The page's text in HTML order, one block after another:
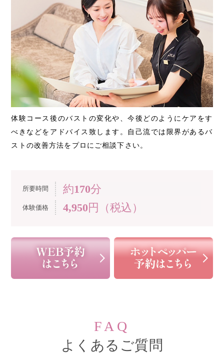
体験コース後のバストの変化や、今後どのようにケアをす
べきなどをアドバイス致します。自己流では限界があるバ
ストの改善方法をプロにご相談下さい。
所要時間 約170分
体験価格 4,950 円（税込）
FAQ
よくあるご質問